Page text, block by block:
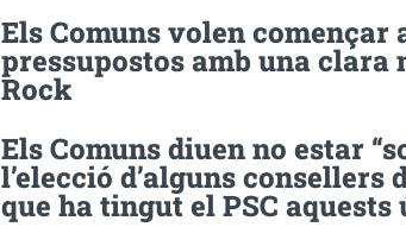
Els Comuns volen començar
pressupostos amb una clara
Rock
Els Comuns diuen no estar
l’elecció d’alguns consellers
que ha tingut el PSC aquests